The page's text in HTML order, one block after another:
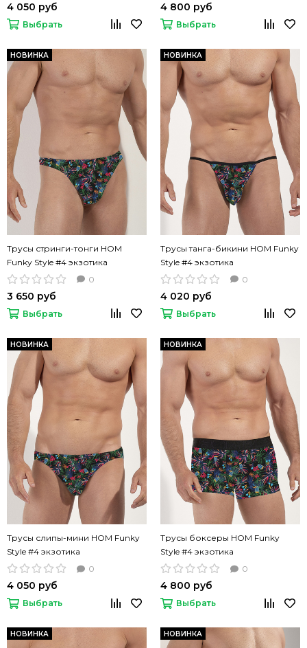
4 050 руб
Выбрать
4 800 руб
Выбрать
НОВИНКА
Трусы стринги-тонги HOM
Funky Style #4 экзотика
0
3 650 руб
Выбрать
НОВИНКА
Трусы танга-бикини HOM Funky
Style #4 экзотика
0
4 020 руб
Выбрать
НОВИНКА
Трусы слипы-мини HOM Funky
Style #4 экзотика
0
4 050 руб
Выбрать
НОВИНКА
Трусы боксеры HOM Funky
Style #4 экзотика
0
4 800 руб
Выбрать
НОВИНКА НОВИНКА